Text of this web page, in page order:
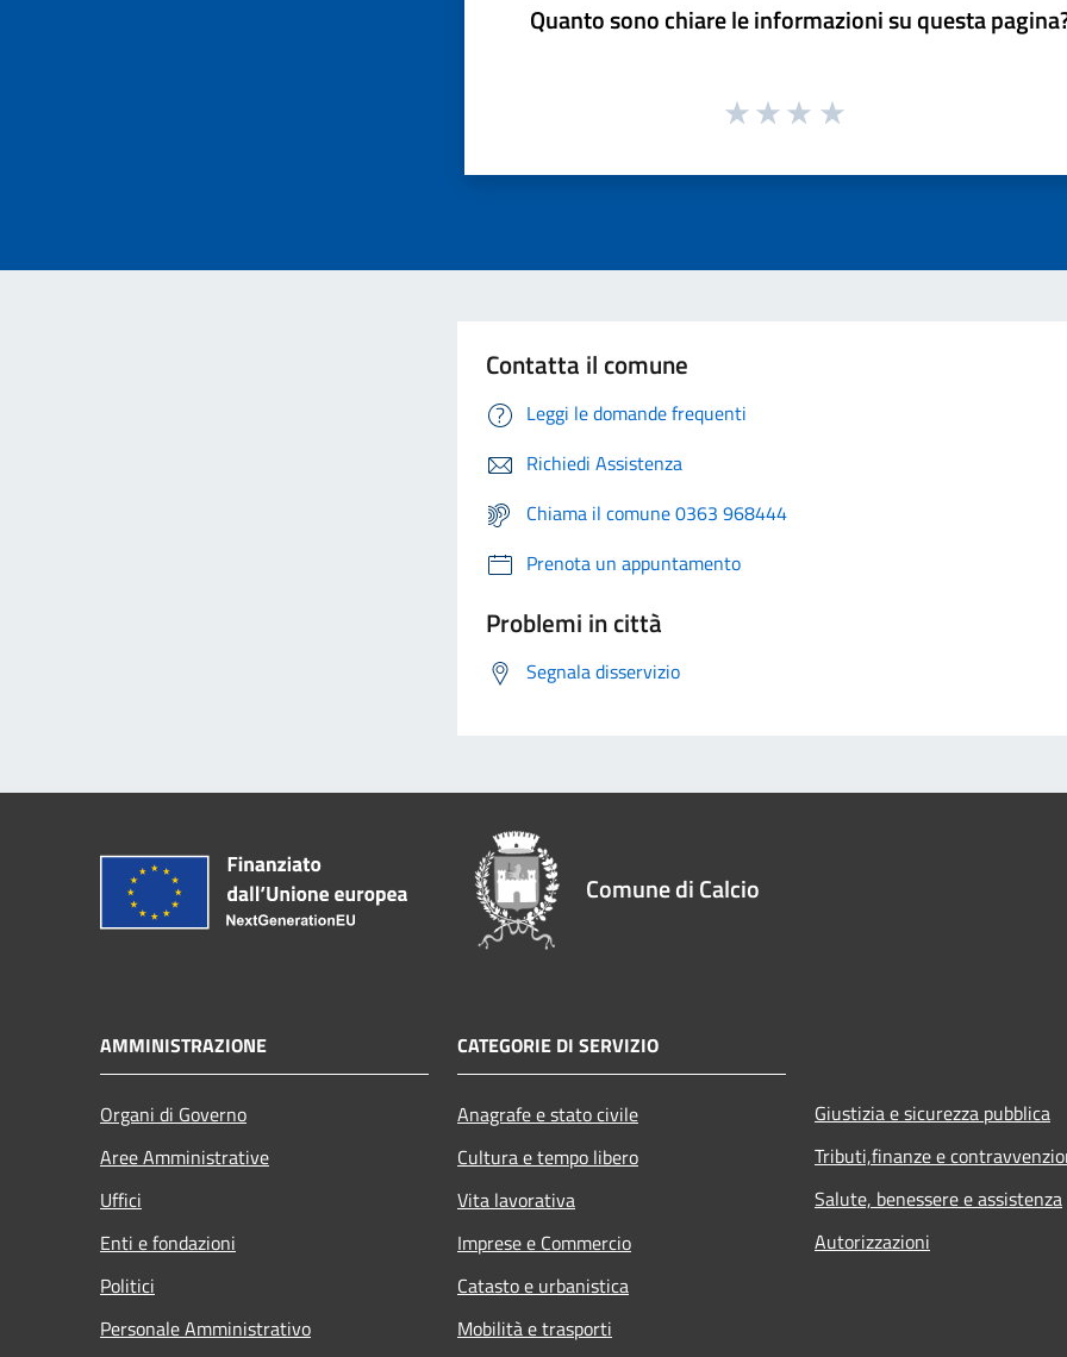
Quanto sono chiare le informazioni su questa
Contatta il comune
Leggi le domande frequenti
Richiedi Assistenza
Chiama il comune 0363 968444
Prenota un appuntamento
Problemi in città
Segnala disservizio
Comune di Calcio
AMMINISTRAZIONE
Organi di Governo
Aree Amministrative
Uffici
Enti e fondazioni
Politici
Personale Amministrativo
CATEGORIE DI SERVIZIO
Anagrafe e stato civile
Cultura e tempo libero
Vita lavorativa
Imprese e Commercio
Catasto e urbanistica
Mobilità e trasporti
Giustizia e sicurezza pubblica
Tributi,finanze e
Salute, benessere e assistenza
Autorizzazioni